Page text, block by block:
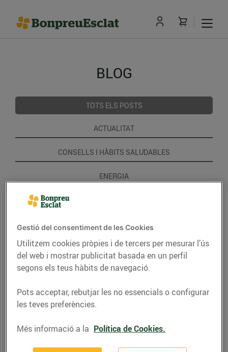
BLOG
TOTS ELS POSTS
ACTUALITAT
CONSELLS I HÀBITS SALUDABLES
ENERGIA
GASTRONOMIA I TRADICIONS
RECEPTES
Gestió del consentiment de les Cookies
Utilitzem cookies pròpies i de tercers per mesurar l’ús
del web i mostrar publicitat basada en un perfil
segons els teus hàbits de navegació.
Pots acceptar, rebutjar les no essencials o configurar
les teves preferències.
Més informació a la Política de Cookies.